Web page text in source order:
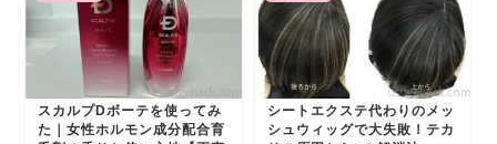
スカルプDボーテを使ってみ
た｜女性ホルモン成分配合育
シートエクステ代わりのメッ
シュウィッグで大失敗！テカ